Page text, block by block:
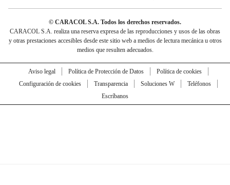
© CARACOL S.A. Todos los derechos reservados.
CARACOL S.A. realiza una reserva expresa de las reproducciones y usos de las obras
y otras prestaciones accesibles desde este sitio web a medios de lectura mecánica u otros
medios que resulten adecuados.
Aviso legal Política de Protección de Datos
Política de cookies
Configuración de cookies
Transparencia Soluciones W
Teléfonos
Escríbanos